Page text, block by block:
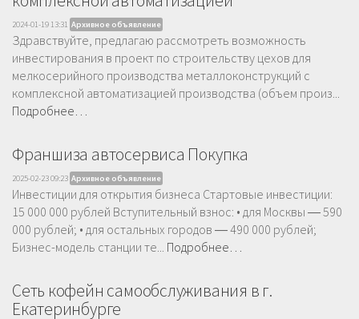
2024-01-19 13:31 Архивное объявление
Здравствуйте, предлагаю рассмотреть возможность
инвестирования в проект по строительству цехов для
мелкосерийного производства металлоконструкций с
комплексной автоматизацией производства (объем произ...
Подробнее…
Франшиза автосервиса Покупка
2025-02-23 09:23 Архивное объявление
Инвестиции для открытия бизнеса Стартовые инвестиции:
15 000 000 рублей Вступительный взнос: • для Москвы ― 590
000 рублей; • для остальных городов ― 490 000 рублей;
Бизнес-модель станции те... Подробнее…
Сеть кофейн самообслуживания в г.
Екатеринбурге